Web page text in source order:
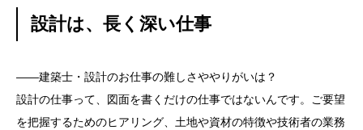
設計は、長く深い仕事
——建築士・設計のお仕事の難しさややりがいは？
設計の仕事って、図面を書くだけの仕事ではないんです。ご要望
を把握するためのヒアリング、土地や資材の特徴や技術者の業務